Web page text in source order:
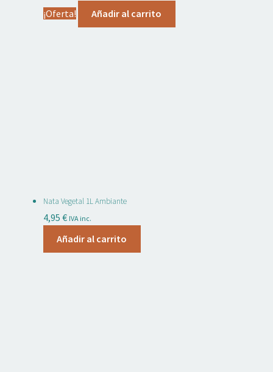
precio
original
¡Oferta! Añadir al carrito
Nata Vegetal 1L Ambiante
4,95 € IVA inc.
Añadir al carrito